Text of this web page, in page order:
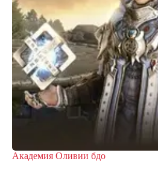
Академия Оливии бдо